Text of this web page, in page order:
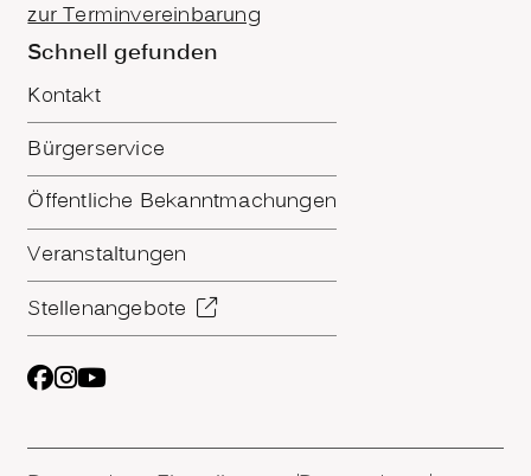
zur Terminvereinbarung
Schnell gefunden
Kontakt
Bürgerservice
Öffentliche Bekanntmachungen
Veranstaltungen
Stellenangebote